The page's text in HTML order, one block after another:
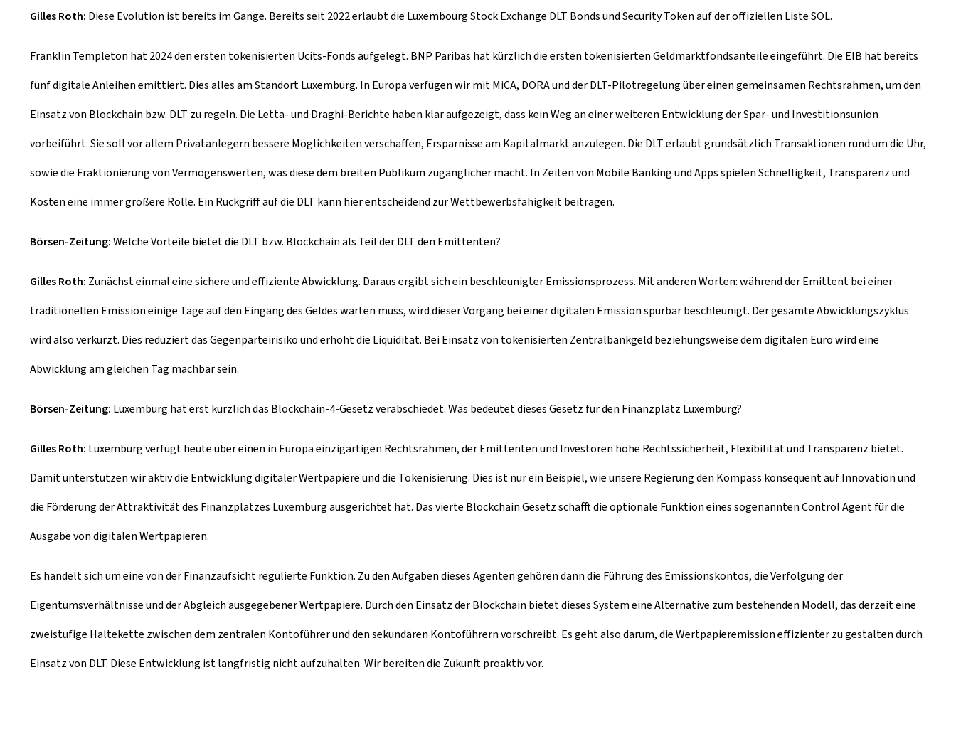
Gilles Roth: Diese Evolution ist bereits im Gange. Bereits seit 2022 erlaubt die Luxembourg Stock Exchange DLT Bonds und Security Token auf der offiziellen Liste SOL.
Franklin Templeton hat 2024 den ersten tokenisierten Ucits-Fonds aufgelegt. BNP Paribas hat kürzlich die ersten tokenisierten Geldmarktfondsanteile eingeführt. Die EIB hat bereits
fünf digitale Anleihen emittiert. Dies alles am Standort Luxemburg. In Europa verfügen wir mit MiCA, DORA und der DLT-Pilotregelung über einen gemeinsamen Rechtsrahmen, um den
Einsatz von Blockchain bzw. DLT zu regeln. Die Letta- und Draghi-Berichte haben klar aufgezeigt, dass kein Weg an einer weiteren Entwicklung der Spar- und Investitionsunion
vorbeiführt. Sie soll vor allem Privatanlegern bessere Möglichkeiten verschaffen, Ersparnisse am Kapitalmarkt anzulegen. Die DLT erlaubt grundsätzlich Transaktionen rund um die Uhr,
sowie die Fraktionierung von Vermögenswerten, was diese dem breiten Publikum zugänglicher macht. In Zeiten von Mobile Bankingund Apps spielen Schnelligkeit, Transparenz und
Kosten eine immer größere Rolle. Ein Rückgriff auf die DLT kann hier entscheidend zur Wettbewerbsfähigkeit beitragen.
Börsen-Zeitung:Welche Vorteile bietet die DLT bzw. Blockchain als Teil der DLT den Emittenten?
Gilles Roth: Zunächst einmal eine sichere und effiziente Abwicklung. Daraus ergibt sich ein beschleunigter Emissionsprozess. Mit anderen Worten: während der Emittent bei einer
traditionellen Emission einige Tage auf den Eingang des Geldes warten muss, wird dieser Vorgang bei einer digitalen Emission spürbar beschleunigt. Der gesamte Abwicklungszyklus
wird also verkürzt. Dies reduziert das Gegenparteirisiko und erhöht die Liquidität. Bei Einsatz von tokenisierten Zentralbankgeld beziehungsweise dem digitalen Euro wird eine
Abwicklung am gleichen Tag machbar sein.
Börsen-Zeitung: Luxemburg hat erst kürzlich das Blockchain-4-Gesetz verabschiedet. Was bedeutet dieses Gesetz für den Finanzplatz Luxemburg?
Gilles Roth: Luxemburg verfügt heute über einen in Europa einzigartigen Rechtsrahmen, der Emittenten und Investoren hohe Rechtssicherheit, Flexibilität und Transparenz bietet.
Damit unterstützen wir aktiv die Entwicklung digitaler Wertpapiere und die Tokenisierung. Dies ist nur ein Beispiel, wie unsere Regierung den Kompass konsequent auf Innovation und
die Förderung der Attraktivität des Finanzplatzes Luxemburg ausgerichtet hat. Das vierte Blockchain Gesetz schafft die optionale Funktion eines sogenanntenControl Agentfür die
Ausgabe von digitalen Wertpapieren.
Es handelt sich um eine von der Finanzaufsicht regulierte Funktion. Zu den Aufgaben dieses Agenten gehören dann die Führung des Emissionskontos, die Verfolgung der
Eigentumsverhältnisse und der Abgleich ausgegebener Wertpapiere. Durch den Einsatz der Blockchain bietet dieses System eine Alternative zum bestehenden Modell, das derzeit eine
zweistufige Haltekette zwischen dem zentralen Kontoführer und den sekundären Kontoführern vorschreibt. Es geht also darum, die Wertpapieremission effizienter zu gestalten durch
Einsatz von DLT. Diese Entwicklung ist langfristig nicht aufzuhalten. Wir bereiten die Zukunft proaktiv vor.